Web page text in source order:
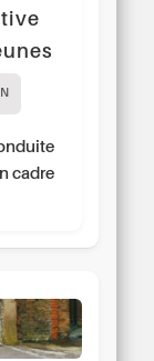
cadre